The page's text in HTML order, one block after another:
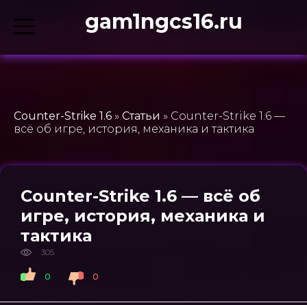
gam1ngcs16.ru
Counter-Strike 1.6 » Статьи » Counter-Strike 1.6 —
всё об игре, история, механика и тактика
Counter-Strike 1.6 — всё об
игре, история, механика и
тактика
305
0 0